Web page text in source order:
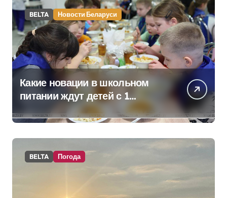
BELTA Новости Беларуси
Какие новации в школьном
питании ждут детей с 1
сентября, рассказали в
правительстве
BELTA Погода